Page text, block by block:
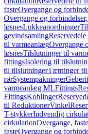
fasteOvergange og
Overgange og
løsnesLukkeanordninger
gevindsamling
til varmeanlægOvergange
løsnesTilslutninger til
fittingsIsolering til
til tilslutningerTætninger
rørSystempakninger
varmeanlæg MLFittings
FittingsKoblinger
til ReduktionerVinkel
T-stykkerIndvendig
cirkulationOvergange, faste
fasteOvergange og